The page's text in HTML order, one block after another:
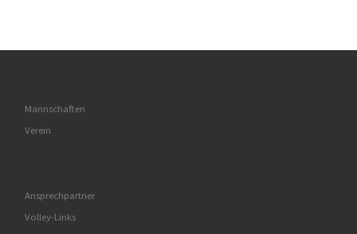
Mannschaften
Verein
Ansprechpartner
Volley-Links